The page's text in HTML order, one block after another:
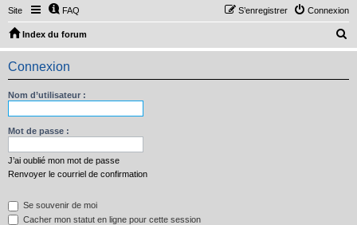
Site FAQ Connexion
S’enregistrer
Index du forum
e
Connexion
Nom d’utilisateur :
Mot de passe :
J’ai oublié mon mot de passe
Renvoyer le courriel de confirmation
Se souvenir de moi
Cacher mon statut en ligne pour cette session